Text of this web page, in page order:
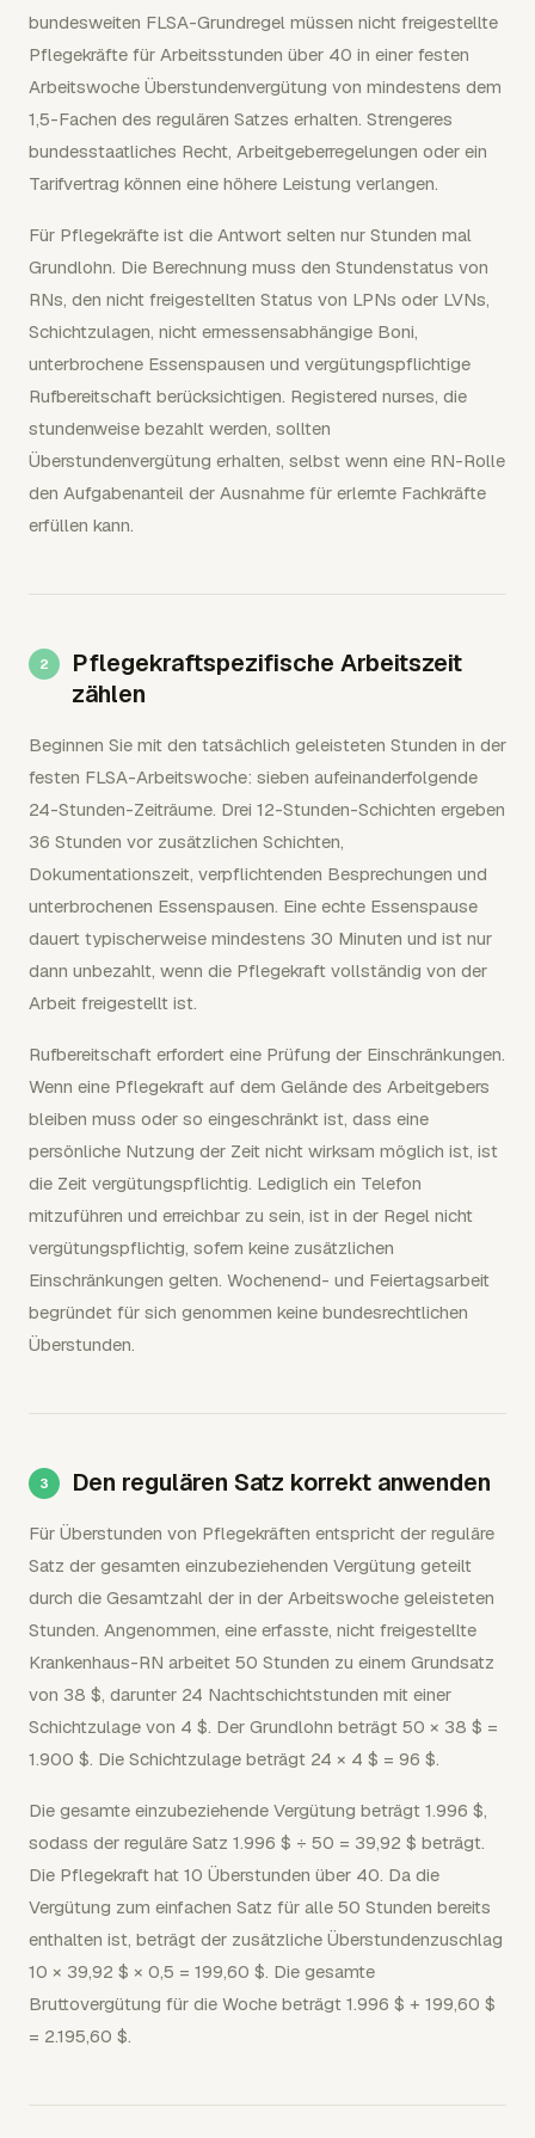
bundesweiten FLSA-Grundregel müssen nicht freigestellte
Pflegekräfte für Arbeitsstunden über 40 in einer festen
Arbeitswoche Überstundenvergütung von mindestens dem
1,5-Fachen des regulären Satzes erhalten. Strengeres
bundesstaatliches Recht, Arbeitgeberregelungen oder ein
Tarifvertrag können eine höhere Leistung verlangen.
Für Pflegekräfte ist die Antwort selten nur Stunden mal
Grundlohn. Die Berechnung muss den Stundenstatus von
RNs, den nicht freigestellten Status von LPNs oder LVNs,
Schichtzulagen, nicht ermessensabhängige Boni,
unterbrochene Essenspausen und vergütungspflichtige
Rufbereitschaft berücksichtigen. Registered nurses, die
stundenweise bezahlt werden, sollten
Überstundenvergütung erhalten, selbst wenn eine RN-Rolle
den Aufgabenanteil der Ausnahme für erlernte Fachkräfte
erfüllen kann.
Pflegekraftspezifische Arbeitszeit
zählen
Beginnen Sie mit den tatsächlich geleisteten Stunden in der
festen FLSA-Arbeitswoche: sieben aufeinanderfolgende
24-Stunden-Zeiträume. Drei 12-Stunden-Schichten ergeben
36 Stunden vor zusätzlichen Schichten,
Dokumentationszeit, verpflichtenden Besprechungen und
unterbrochenen Essenspausen. Eine echte Essenspause
dauert typischerweise mindestens 30 Minuten und ist nur
dann unbezahlt, wenn die Pflegekraft vollständig von der
Arbeit freigestellt ist.
Rufbereitschaft erfordert eine Prüfung der Einschränkungen.
Wenn eine Pflegekraft auf dem Gelände des Arbeitgebers
bleiben muss oder so eingeschränkt ist, dass eine
persönliche Nutzung der Zeit nicht wirksam möglich ist, ist
die Zeit vergütungspflichtig. Lediglich ein Telefon
mitzuführen und erreichbar zu sein, ist in der Regel nicht
vergütungspflichtig, sofern keine zusätzlichen
Einschränkungen gelten. Wochenend- und Feiertagsarbeit
begründet für sich genommen keine bundesrechtlichen
Überstunden.
Den regulären Satz korrekt anwenden
Für Überstunden von Pflegekräften entspricht der reguläre
Satz der gesamten einzubeziehenden Vergütung geteilt
durch die Gesamtzahl der in der Arbeitswoche geleisteten
Stunden. Angenommen, eine erfasste, nicht freigestellte
Krankenhaus-RN arbeitet 50 Stunden zu einem Grundsatz
von 38 $, darunter 24 Nachtschichtstunden mit einer
Schichtzulage von 4 $. Der Grundlohn beträgt 50 × 38 $ =
1.900 $. Die Schichtzulage beträgt 24 × 4 $ = 96 $.
Die gesamte einzubeziehende Vergütung beträgt 1.996 $,
sodass der reguläre Satz 1.996 $ ÷ 50 = 39,92 $ beträgt.
Die Pflegekraft hat 10 Überstunden über 40. Da die
Vergütung zum einfachen Satz für alle 50 Stunden bereits
enthalten ist, beträgt der zusätzliche Überstundenzuschlag
10 × 39,92 $ × 0,5 = 199,60 $. Die gesamte
Bruttovergütung für die Woche beträgt 1.996 $ + 199,60 $
= 2.195,60 $.